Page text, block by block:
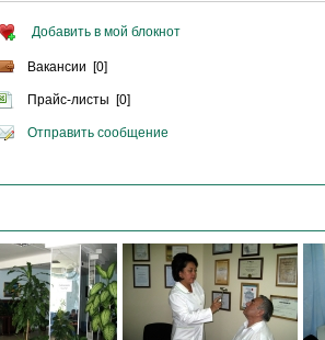
Добавить в мой блокнот
Вакансии [0]
Прайс-листы [0]
Отправить сообщение